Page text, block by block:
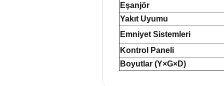
Eşanjör
Yakıt Uyumu
Emniyet Sistemleri
Kontrol Paneli
Boyutlar (Y×G×D)